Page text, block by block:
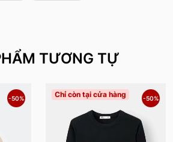
TƯƠNG TỰ
-50% Chỉ còn tại cửa hàng -50%